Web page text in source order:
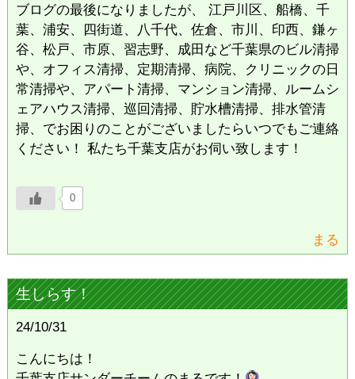
ブログの最後になりましたが、 江戸川区、船橋、千
葉、浦安、四街道、八千代、佐倉、市川、印西、鎌ヶ
谷、松戸、市原、習志野、成田など千葉県のビル清掃
や、オフィス清掃、定期清掃、病院、クリニックの日
常清掃や、アパート清掃、マンション清掃、ルームシ
ェアハウス清掃、巡回清掃、貯水槽清掃、排水管清
掃、でお困りのことがございましたらいつでもご連絡
ください！ 私たち千葉支店がお伺い致します！
0
まる
生しらす！
24/10/31
こんにちは！